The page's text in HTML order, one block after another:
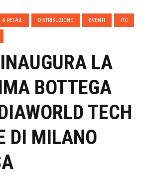
& RETAIL DISTRIBUZIONE EVENTI ITC
LA
BOTTEGA
TECH
DI MILANO